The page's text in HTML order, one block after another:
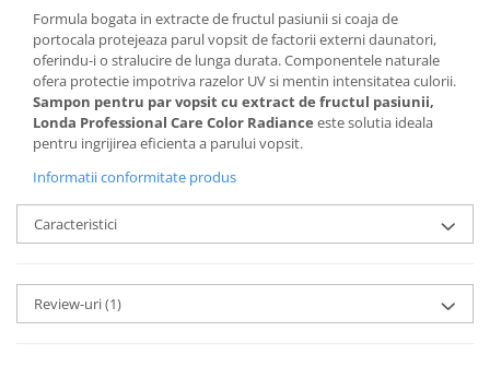
Formula bogata in extracte de fructul pasiunii si coaja de
portocala protejeaza parul vopsit de factorii externi daunatori,
oferindu-i o stralucire de lunga durata. Componentele naturale
ofera protectie impotriva razelor UV si mentin intensitatea culorii.
Sampon pentru par vopsit cu extract de fructul pasiunii,
Londa Professional Care Color Radiance este solutia ideala
pentru ingrijirea eficienta a parului vopsit.
Informatii conformitate produs
Caracteristici
Review-uri(1)